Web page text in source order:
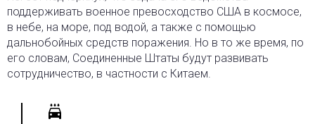
поддерживать военное превосходство США в космосе,
в небе, на море, под водой, а также с помощью
дальнобойных средств поражения. Но в то же время, по
его словам, Соединенные Штаты будут развивать
сотрудничество, в частности с Китаем.